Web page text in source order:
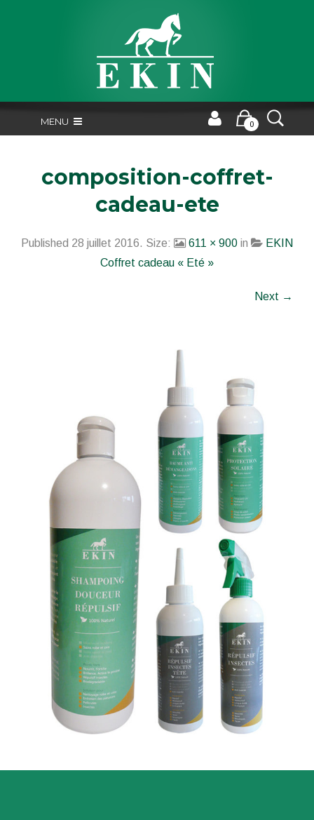
MENU 0
composition-coffret-
cadeau-ete
Published 28 juillet 2016. Size: 611 × 900 in
EKIN
Coffret cadeau « Eté »
Next →